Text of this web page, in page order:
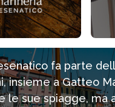
fa parte
insieme a Gatteo
le sue spiagge, ma